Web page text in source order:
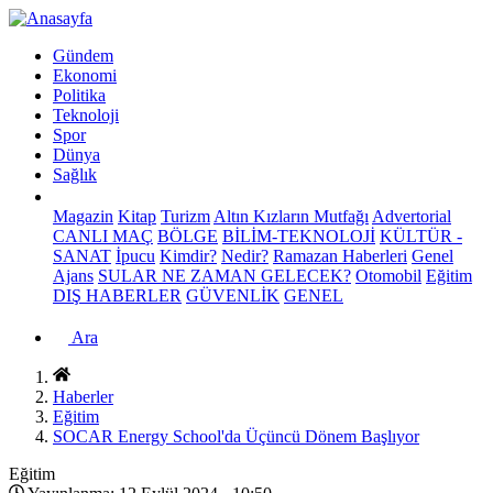
Gündem
Ekonomi
Politika
Teknoloji
Spor
Dünya
Sağlık
Magazin Kitap Turizm Altın Kızların Mutfağı Advertorial
CANLI MAÇ BÖLGE BİLİM-TEKNOLOJİ KÜLTÜR -
SANAT İpucu Kimdir? Nedir? Ramazan Haberleri Genel
Ajans SULAR NE ZAMAN GELECEK? Otomobil Eğitim
DIŞ HABERLER GÜVENLİK GENEL
Ara
Haberler
Eğitim
SOCAR Energy School'da Üçüncü Dönem Başlıyor
Eğitim